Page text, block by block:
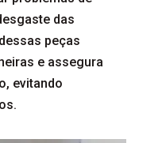
das
peças
e assegura
evitando